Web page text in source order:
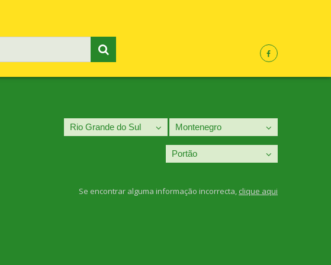
Se encontrar alguma informação incorrecta, clique aqui